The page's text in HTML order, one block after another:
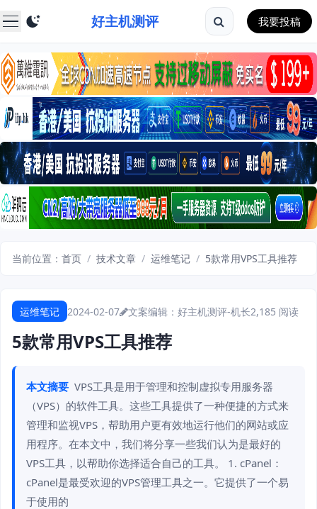
好主机测评 我要投稿
当前位置： 首页 / 技术文章 / 运维笔记 / 5款常用VPS工具推荐
运维笔记 2024-02-07 文案编辑：好主机测评-机长2,185 阅读
5款常用VPS工具推荐
本文摘要 VPS工具是用于管理和控制虚拟专用服务器
（VPS）的软件工具。这些工具提供了一种便捷的方式来
管理和监视VPS，帮助用户更有效地运行他们的网站或应
用程序。在本文中，我们将分享一些我们认为是最好的
VPS工具，以帮助你选择适合自己的工具。 1. cPanel：
cPanel是最受欢迎的VPS管理工具之一。它提供了一个易
于使用的